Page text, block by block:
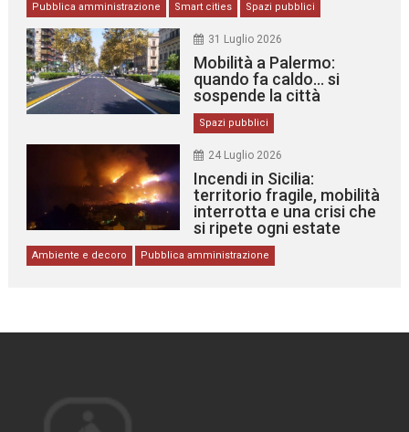
Pubblica amministrazione Smart cities Spazi pubblici
31 Luglio 2026
Mobilità a Palermo:
quando fa caldo… si
sospende la città
Spazi pubblici
24 Luglio 2026
Incendi in Sicilia:
territorio fragile, mobilità
interrotta e una crisi che
si ripete ogni estate
Ambiente e decoro Pubblica amministrazione